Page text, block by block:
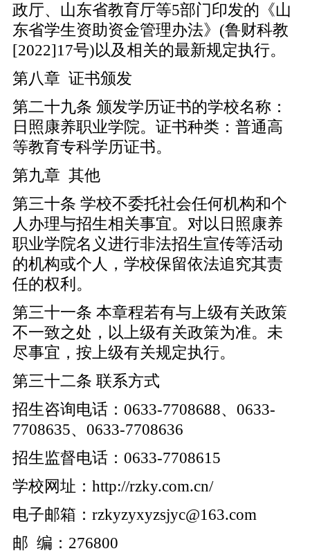
政厅、山东省教育厅等5部门印发的《山
东省学生资助资金管理办法》(鲁财科教
[2022]17号)以及相关的最新规定执行。
第八章 证书颁发
第二十九条 颁发学历证书的学校名称：
日照康养职业学院。证书种类：普通高
等教育专科学历证书。
第九章 其他
第三十条 学校不委托社会任何机构和个
人办理与招生相关事宜。对以日照康养
职业学院名义进行非法招生宣传等活动
的机构或个人，学校保留依法追究其责
任的权利。
第三十一条 本章程若有与上级有关政策
不一致之处，以上级有关政策为准。未
尽事宜，按上级有关规定执行。
第三十二条 联系方式
招生咨询电话：0633-7708688、0633-
7708635、0633-7708636
招生监督电话：0633-7708615
学校网址：http://rzky.com.cn/
电子邮箱：rzkyzyxyzsjyc@163.com
邮 编：276800